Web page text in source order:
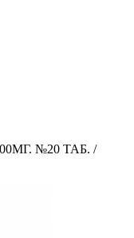
№20 ТАБ. /